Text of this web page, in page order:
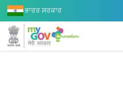
ਭਾਰਤ ਸਰਕਾਰ